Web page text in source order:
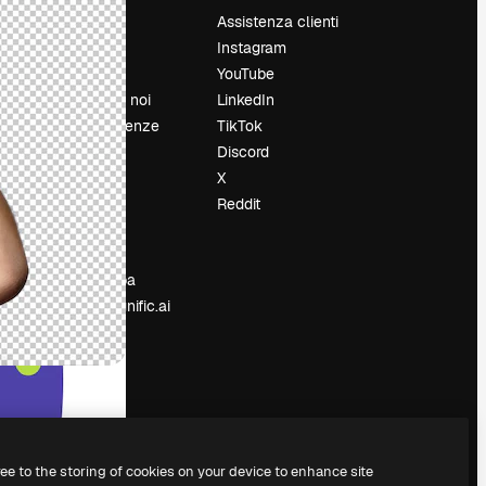
Prezzi
Chi siamo
Recensioni
Lavora con noi
Cerca tendenze
Blog
Eventi
Slidesgo
Vendi i tuoi
contenuti
Sala stampa
Cerchi magnific.ai
Assistenza clienti
Instagram
YouTube
LinkedIn
TikTok
Discord
X
Reddit
to the storing of cookies on your device to enhance site